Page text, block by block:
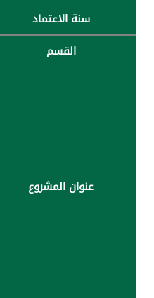
سنة الاعتماد
القسم
عنوان المشروع